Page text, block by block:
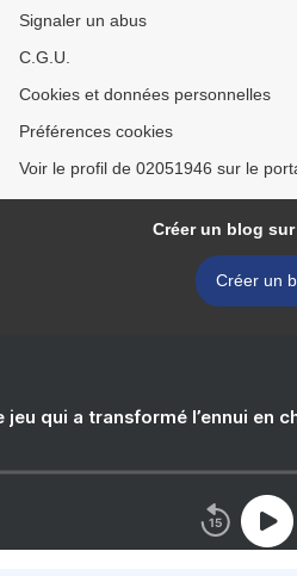
Signaler un abus
C.G.U.
Cookies et données personnelles
Préférences cookies
Voir le profil de 02051946 sur le
Créer un blog
Créer un
jeu qui a transformé l’ennui en